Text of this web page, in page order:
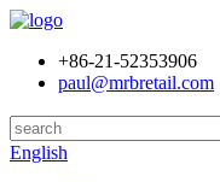
+86-21-52353906
paul@mrbretail.com
English